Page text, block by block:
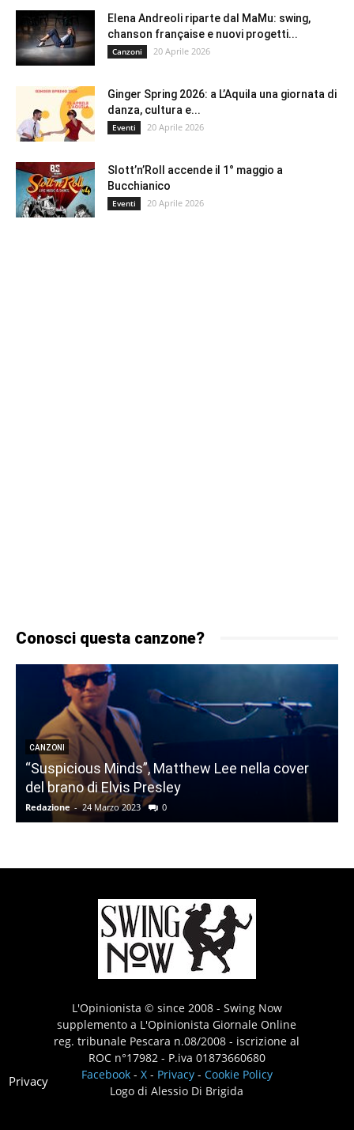
Elena Andreoli riparte dal MaMu: swing,
chanson française e nuovi progetti...
Canzoni 20 Aprile 2026
Ginger Spring 2026: a L’Aquila una giornata di
danza, cultura e...
Eventi 20 Aprile 2026
Slott’n’Roll accende il 1° maggio a
Bucchianico
Eventi 20 Aprile 2026
Conosci questa canzone?
CANZONI
“Suspicious Minds”, Matthew Lee nella cover
del brano di Elvis Presley
Redazione - 24 Marzo 2023 0
L'Opinionista © since 2008 - Swing Now
supplemento a L'Opinionista Giornale Online
reg. tribunale Pescara n.08/2008 - iscrizione al
ROC n°17982 - P.iva 01873660680
Facebook- X- Privacy- Cookie Policy
Logo di Alessio Di Brigida
Privacy